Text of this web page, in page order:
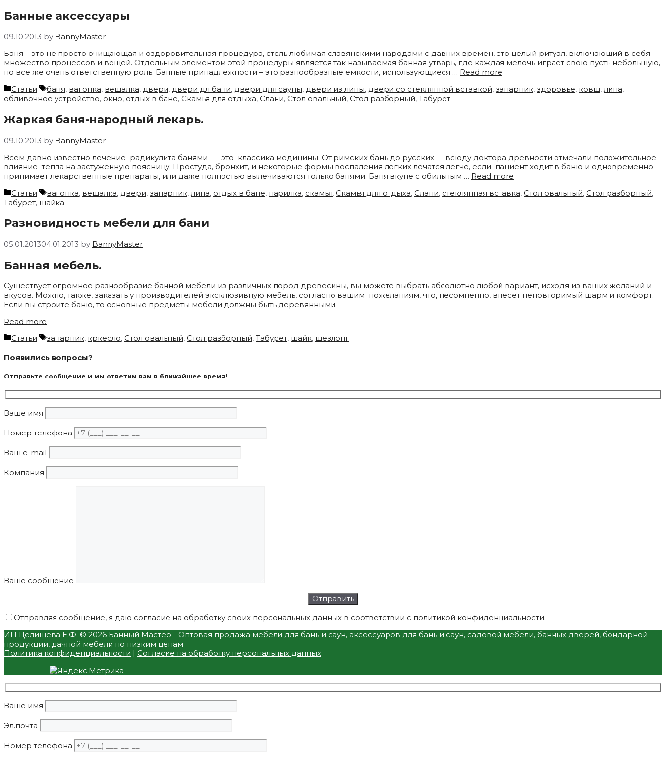
Банные аксессуары
09.10.2013 by BannyMaster
Баня – это не просто очищающая и оздоровительная процедура, столь любимая славянскими народами с давних времен, это целый ритуал, включающий в себя
множество процессов и вещей. Отдельным элементом этой процедуры является так называемая банная утварь, где каждая мелочь играет свою пусть небольшую,
но все же очень ответственную роль. Банные принадлежности – это разнообразные емкости, использующиеся … Read more
Categories
Статьи Tags
баня, вагонка, вешалка, двери, двери дл бани, двери для сауны, двери из липы, двери со стеклянной вставкой, запарник, здоровье, ковш, липа,
обливочное устройство, окно, отдых в бане, Скамья для отдыха, Слани, Стол овальный, Стол разборный, Табурет
Жаркая баня-народный лекарь.
09.10.2013 by BannyMaster
Всем давно известно лечение радикулита банями — это классика медицины. От римских бань до русских — всюду доктора древности отмечали положительное
влияние тепла на застуженную поясницу. Простуда, бронхит, и некоторые формы воспаления легких лечатся легче, если пациент ходит в баню и одновременно
принимает лекарственные препараты, или даже полностью вылечиваются только банями. Баня вкупе с обильным … Read more
Categories
Статьи Tags
вагонка, вешалка, двери, запарник, липа, отдых в бане, парилка, скамья, Скамья для отдыха, Слани, стеклянная вставка, Стол овальный, Стол разборный,
Табурет, шайка
Разновидность мебели для бани
05.01.201304.01.2013 by BannyMaster
Банная мебель.
Существует огромное разнообразие банной мебели из различных пород древесины, вы можете выбрать абсолютно любой вариант, исходя из ваших желаний и
вкусов. Можно, также, заказать у производителей эксклюзивную мебель, согласно вашим пожеланиям, что, несомненно, внесет неповторимый шарм и комфорт.
Если вы строите баню, то основные предметы мебели должны быть деревянными.
Read more
Categories
Статьи Tags
запарник, кркесло, Стол овальный, Стол разборный, Табурет, шайк, шезлонг
Появились вопросы?
Отправьте сообщение и мы ответим вам в ближайшее время!
Ваше имя
Номер телефона
Ваш e-mail
Компания
Ваше сообщение
Отправляя сообщение, я даю согласие на обработку своих персональных данных в соответствии с политикой конфиденциальности.
ИП Целищева Е.Ф. © 2026 Банный Мастер - Оптовая продажа мебели для бань и саун, аксессуаров для бань и саун, садовой мебели, банных дверей, бондарной
продукции, дачной мебели по низким ценам
Политика конфиденциальности | Согласие на обработку персональных данных
Ваше имя
Эл.почта
Номер телефона